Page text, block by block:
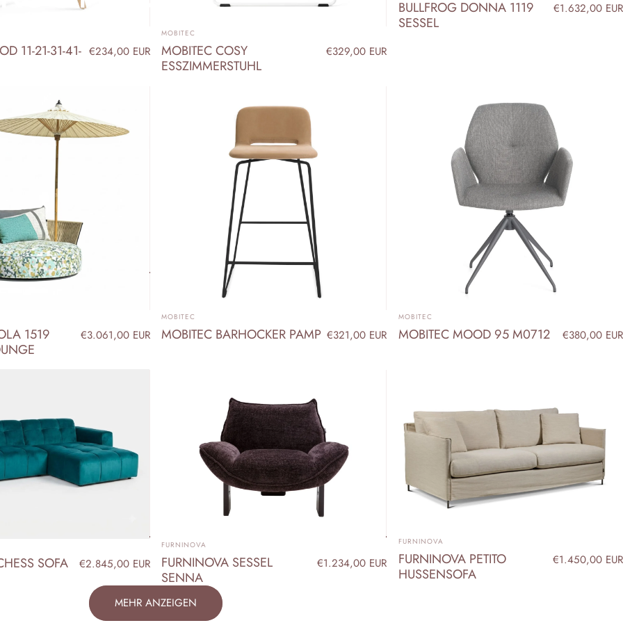
Sie Einrichtungslösungen, die Design und Funktion vereinen.
11-21-31-41- €234,00 EUR
ANBIETER:
MOBITEC
MOBITEC COSY
ESSZIMMERSTUHL
€329,00 EUR
BULLFROG DONNA 1119
SESSEL
€1.632,00 EUR
1519
€3.061,00 EUR
ANBIETER:
MOBITEC
MOBITEC BARHOCKER PAMP €321,00 EUR
ANBIETER:
MOBITEC
MOBITEC MOOD 95 M0712 €380,00 EUR
SOFA €2.845,00 EUR
ANBIETER:
FURNINOVA
FURNINOVA SESSEL
SENNA
€1.234,00 EUR
ANBIETER:
FURNINOVA
FURNINOVA PETITO
HUSSENSOFA
€1.450,00 EUR
MEHR ANZEIGEN